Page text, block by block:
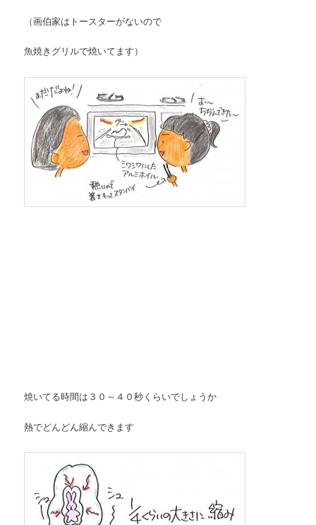
（画伯家はトースターがないので
魚焼きグリルで焼いてます）
焼いてる時間は３０～４０秒くらいでしょうか
熱でどんどん縮んできます